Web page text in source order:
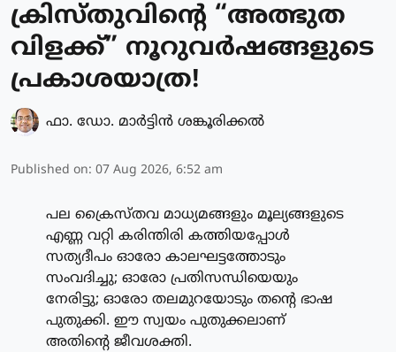
ക്രിസ്തുവിന്റെ “അത്ഭുത
വിളക്ക്” നൂറുവർഷങ്ങളുടെ
പ്രകാശയാത്ര!
ഫാ. ഡോ. മാര്‍ട്ടിന്‍ ശങ്കൂരിക്കല്‍
Published on: 07 Aug 2026, 6:52 am
പല ക്രൈസ്തവ മാധ്യമങ്ങളും മൂല്യങ്ങളുടെ
എണ്ണ വറ്റി കരിന്തിരി കത്തിയപ്പോൾ
സത്യദീപം ഓരോ കാലഘട്ടത്തോടും
സംവദിച്ചു; ഓരോ പ്രതിസന്ധിയെയും
നേരിട്ടു; ഓരോ തലമുറയോടും തന്റെ ഭാഷ
പുതുക്കി. ഈ സ്വയം പുതുക്കലാണ്
അതിന്റെ ജീവശക്തി.